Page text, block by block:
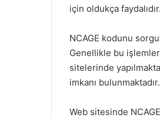
için oldukça faydalıdır.
NCAGE kodunu
Genellikle bu
sitelerinde
imkanı
Web sitesinde